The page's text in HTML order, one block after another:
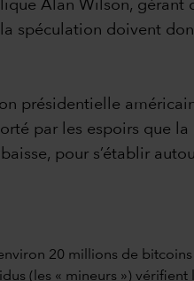
Alan Wilson, gérant
spéculation doivent
présidentielle
par les espoirs que
pour s’établir